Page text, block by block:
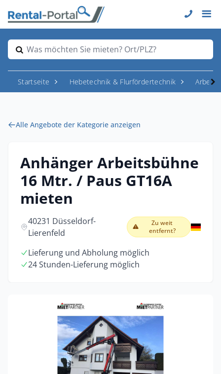
Was möchten Sie mieten? Ort/PLZ?
Startseite Hebetechnik & Flurfördertechnik
Alle Angebote der Kategorie anzeigen
Anhänger Arbeitsbühne
16 Mtr. / Paus GT16A
mieten
40231 Düsseldorf-
Lierenfeld
Zu weit
entfernt?
Lieferung und Abholung möglich
24 Stunden-Lieferung möglich